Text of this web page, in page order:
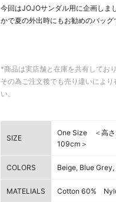
今回はJOJOサンダル用に企画しま
かで夏の外出時にもお勧めのバッグ
*商品は実店舗と在庫を共有してお
その為ご注文後でも売り違いによ
い。
SIZE
One Size ＜高さ
109cm＞
COLORS Beige, Blue
MATELIALS Cotton 60%